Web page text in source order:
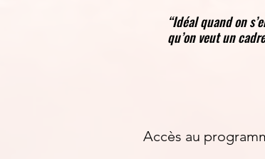
“Idéal quand on
qu’on veut un
Accès au